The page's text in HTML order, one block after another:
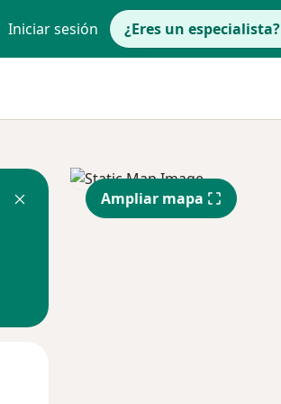
Iniciar sesión ¿Eres un especialista?
Ampliar mapa